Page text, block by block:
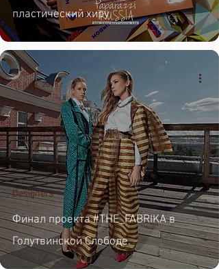
пластический хиру
Финал проекта #THE_FABRIKA в
Голутвинской Слободе.
Designers
Ai editor
11 июн. 2018 г.